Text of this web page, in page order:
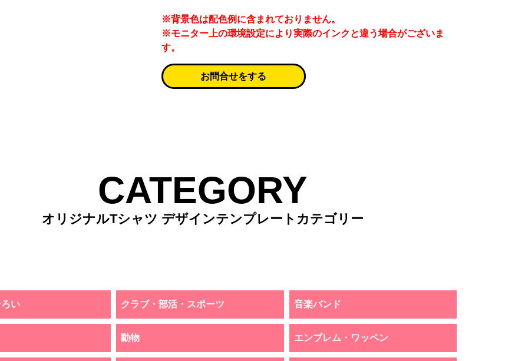
※背景色は配色例に含まれておりません。
※モニター上の環境設定により実際のインクと違う場合がございま
す。
お問合せをする
CATEGORY
オリジナルTシャツ デザインテンプレートカテゴリー
い クラブ・部活・スポーツ 音楽バンド
動物 エンブレム・ワッペン